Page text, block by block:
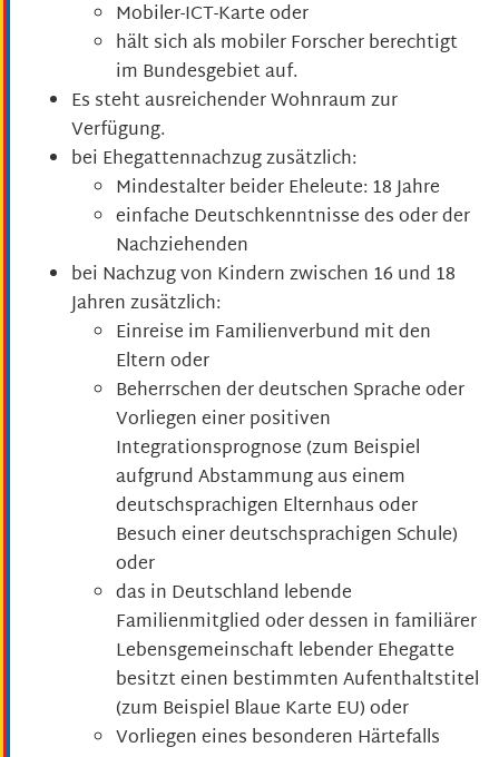
Mobiler-ICT-Karte oder
hält sich als mobiler Forscher berechtigt
im Bundesgebiet auf.
Es steht ausreichender Wohnraum zur
Verfügung.
bei Ehegattennachzug zusätzlich:
Mindestalter beider Eheleute: 18 Jahre
einfache Deutschkenntnisse des oder der
Nachziehenden
bei Nachzug von Kindern zwischen 16 und 18
Jahren zusätzlich:
Einreise im Familienverbund mit den
Eltern oder
Beherrschen der deutschen Sprache oder
Vorliegen einer positiven
Integrationsprognose (zum Beispiel
aufgrund Abstammung aus einem
deutschsprachigen Elternhaus oder
Besuch einer deutschsprachigen Schule)
oder
das in Deutschland lebende
Familienmitglied oder dessen in familiärer
Lebensgemeinschaft lebender Ehegatte
besitzt einen bestimmten Aufenthaltstitel
(zum Beispiel Blaue Karte EU) oder
Vorliegen eines besonderen Härtefalls